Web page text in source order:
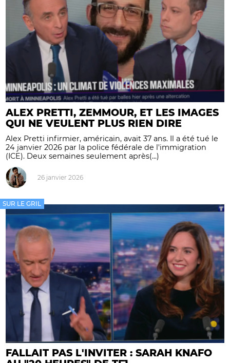
ALEX PRETTI, ZEMMOUR, ET LES IMAGES
QUI NE VEULENT PLUS RIEN DIRE
Alex Pretti infirmier, américain, avait 37 ans. Il a été tué le
24 janvier 2026 par la police fédérale de l'immigration
(ICE). Deux semaines seulement après(...)
26 janvier 2026
SUR LE GRIL
FALLAIT PAS L'INVITER : SARAH KNAFO